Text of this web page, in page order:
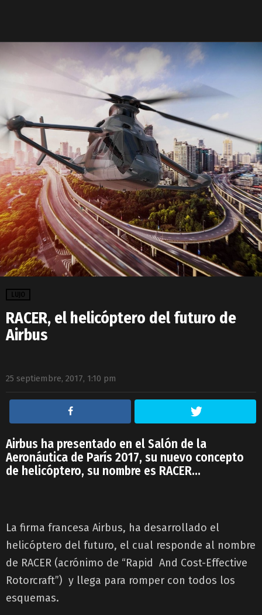
LUJO
RACER, el helicóptero del futuro de
Airbus
25 septiembre, 2017, 1:10 pm
Airbus ha presentado en el Salón de la
Aeronáutica de París 2017, su nuevo concepto
de helicóptero, su nombre es RACER…
La firma francesa Airbus, ha desarrollado el
helicóptero del futuro, el cual responde al nombre
de RACER (acrónimo de “Rapid And Cost-Effective
Rotorcraft”) y llega para romper con todos los
esquemas.